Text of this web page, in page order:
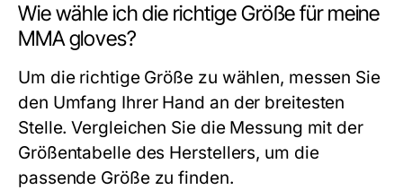
Wie wähle ich die richtige Größe für meine
MMA gloves?
Um die richtige Größe zu wählen, messen Sie
den Umfang Ihrer Hand an der breitesten
Stelle. Vergleichen Sie die Messung mit der
Größentabelle des Herstellers, um die
passende Größe zu finden.